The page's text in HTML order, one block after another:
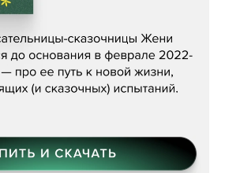
«(Не) о войне»